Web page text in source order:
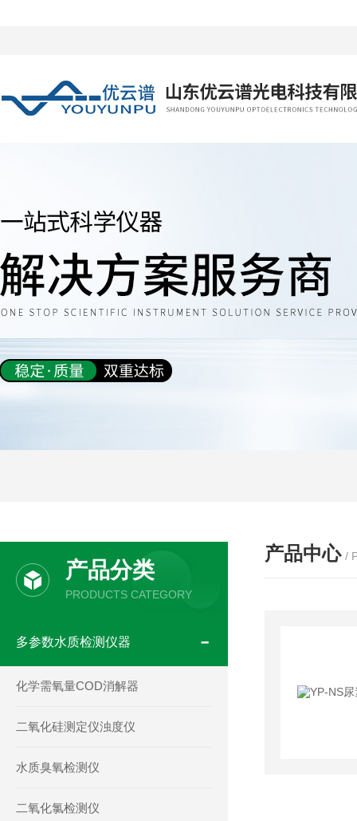
产品分类
PRODUCTS CATEGORY
多参数水质检测仪器
化学需氧量COD消解器
二氧化硅测定仪浊度仪
水质臭氧检测仪
二氧化氯检测仪
产品中心 /